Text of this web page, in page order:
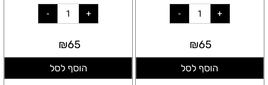
₪65
הוסף לסל
₪65
הוסף לסל